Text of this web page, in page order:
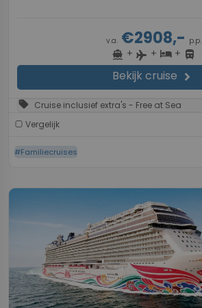
v.a.€2908,- p.p.
directions_boat + flight + hotel+ directions_bus
Bekijk cruise chevron_right
sell Cruise inclusief extra's - Free at Sea
Vergelijk
#Familiecruises